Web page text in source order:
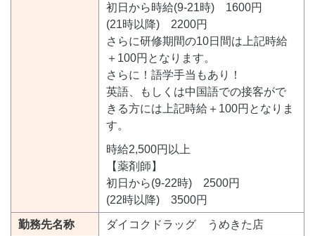
初日から時給(9-21時) 1600円
(21時以降) 2200円
さらに研修期間の10日間は上記時給
＋100円となります。
さらに！語学手当もあり！
英語、もしくは中国語での接客がで
きる方には上記時給＋100円となりま
す。
時給2,500円以上
【薬剤師】
初日から(9-22時) 2500円
(22時以降) 3500円
勤務先名称 ダイコクドラッグ うめきた店